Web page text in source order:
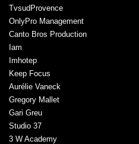
TvsudProvence
OnlyPro Management
Canto Bros Production
Iam
Imhotep
Keep Focus
Aurélie Vaneck
Gregory Mallet
Gari Greu
Studio 37
3 W Academy